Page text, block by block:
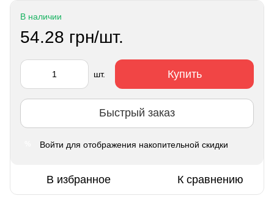
В наличии
54.28 грн/шт.
шт. Купить
Быстрый заказ
Войти для отображения накопительной скидки
В избранное К сравнению